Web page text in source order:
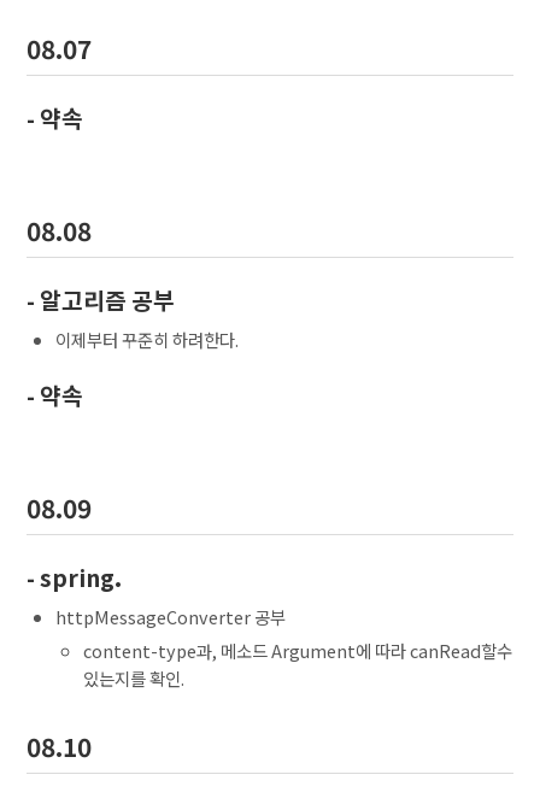
08.07
- 약속
08.08
- 알고리즘 공부
이제부터 꾸준히 하려한다.
- 약속
08.09
- spring.
httpMessageConverter 공부
content-type과, 메소드 Argument에 따라 canRead할수
있는지를 확인.
08.10